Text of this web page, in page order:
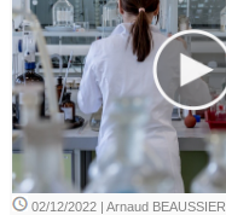
02/12/2022 | Arnaud BEAUSSIER